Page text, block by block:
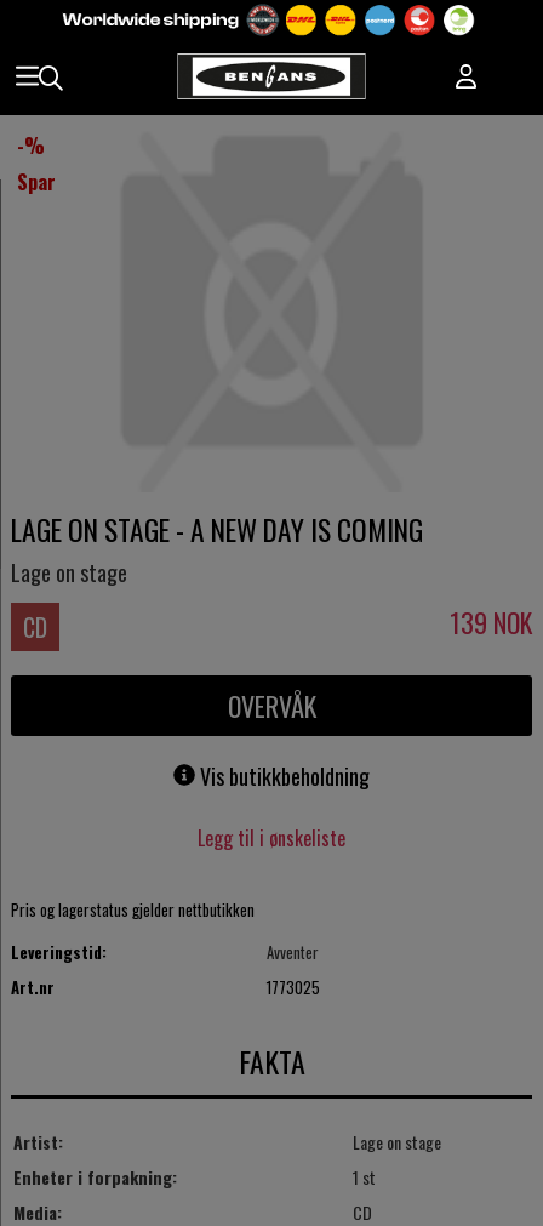
-%
Spar
LAGE ON STAGE - A NEW DAY IS COMING
Lage on stage
CD 139 NOK
OVERVÅK
Vis butikkbeholdning
Legg til i ønskeliste
Pris og lagerstatus gjelder nettbutikken
Leveringstid:
Avventer
Art.nr
1773025
FAKTA
Artist:
Lage on stage
Enheter i forpakning:
1 st
Media:
CD